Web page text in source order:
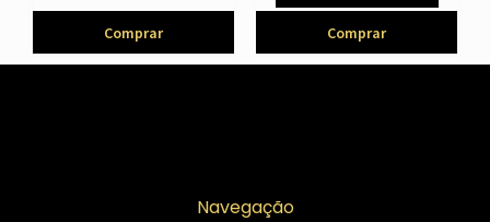
Comprar Comprar
Navegação